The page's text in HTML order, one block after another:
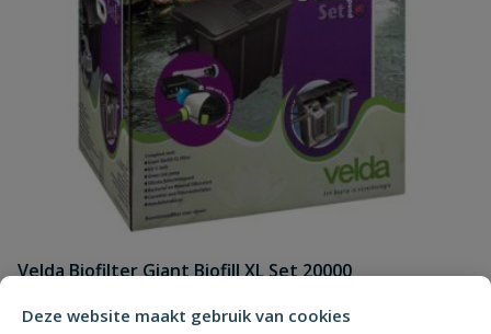
Deze website maakt gebruik van cookies
Velda Biofilter Giant Biofill XL Set 20000
Op voorraad